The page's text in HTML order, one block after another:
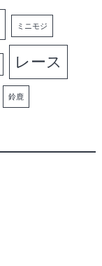
ミニモジ
レース
鈴鹿